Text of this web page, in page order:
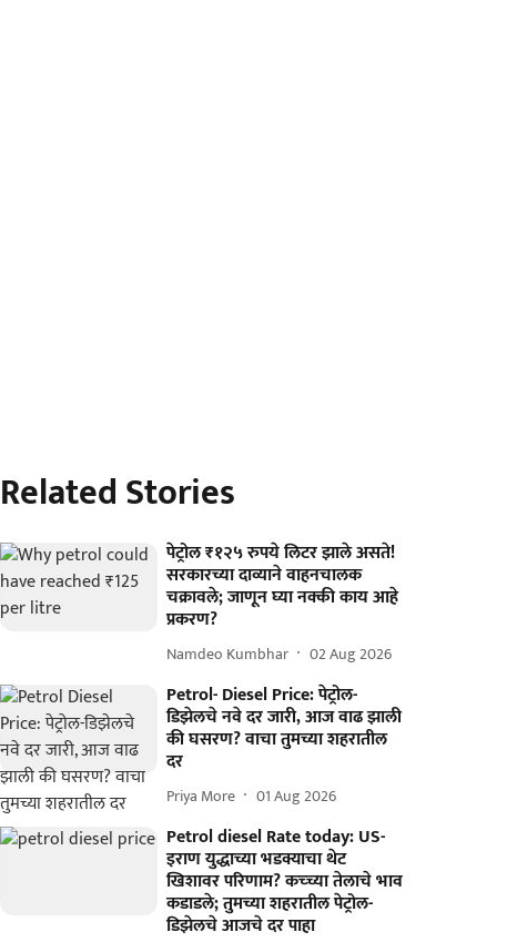
Related Stories
पेट्रोल ₹१२५ रुपये लिटर झाले असते!
सरकारच्या दाव्याने वाहनचालक
चक्रावले; जाणून घ्या नक्की काय आहे
प्रकरण?
Namdeo Kumbhar 02 Aug 2026
Petrol- Diesel Price: पेट्रोल-
डिझेलचे नवे दर जारी, आज वाढ झाली
की घसरण? वाचा तुमच्या शहरातील
दर
Priya More 01 Aug 2026
Petrol diesel Rate today: US-
इराण युद्धाच्या भडक्याचा थेट
खिशावर परिणाम? कच्च्या तेलाचे भाव
कडाडले; तुमच्या शहरातील पेट्रोल-
डिझेलचे आजचे दर पाहा